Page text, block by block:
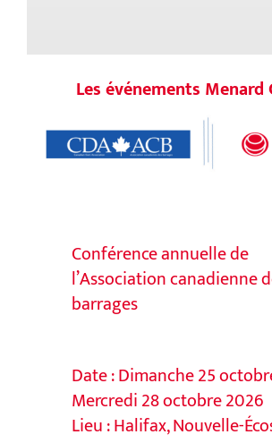
Les événements Menard
Conférence annuelle de
l’Association canadienne
barrages
Date : Dimanche 25
Mercredi 28 octobre 2026
Lieu : Halifax, Nouvelle-